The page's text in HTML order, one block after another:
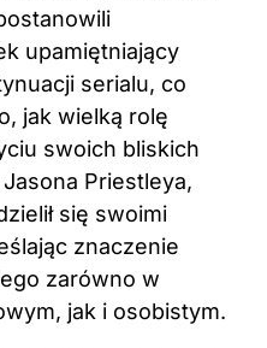
upamiętniający
serialu, co
jak wielką rolę
swoich bliskich
Priestleya,
się swoimi
znaczenie
zarówno w
jak i osobistym.